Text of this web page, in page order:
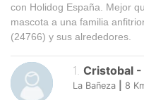
con Holidog España. Mejor
mascota a una familia
(24766) y sus alrededores.
1 Cristobal -
La Bañeza 8